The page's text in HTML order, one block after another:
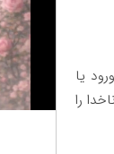
یا
را